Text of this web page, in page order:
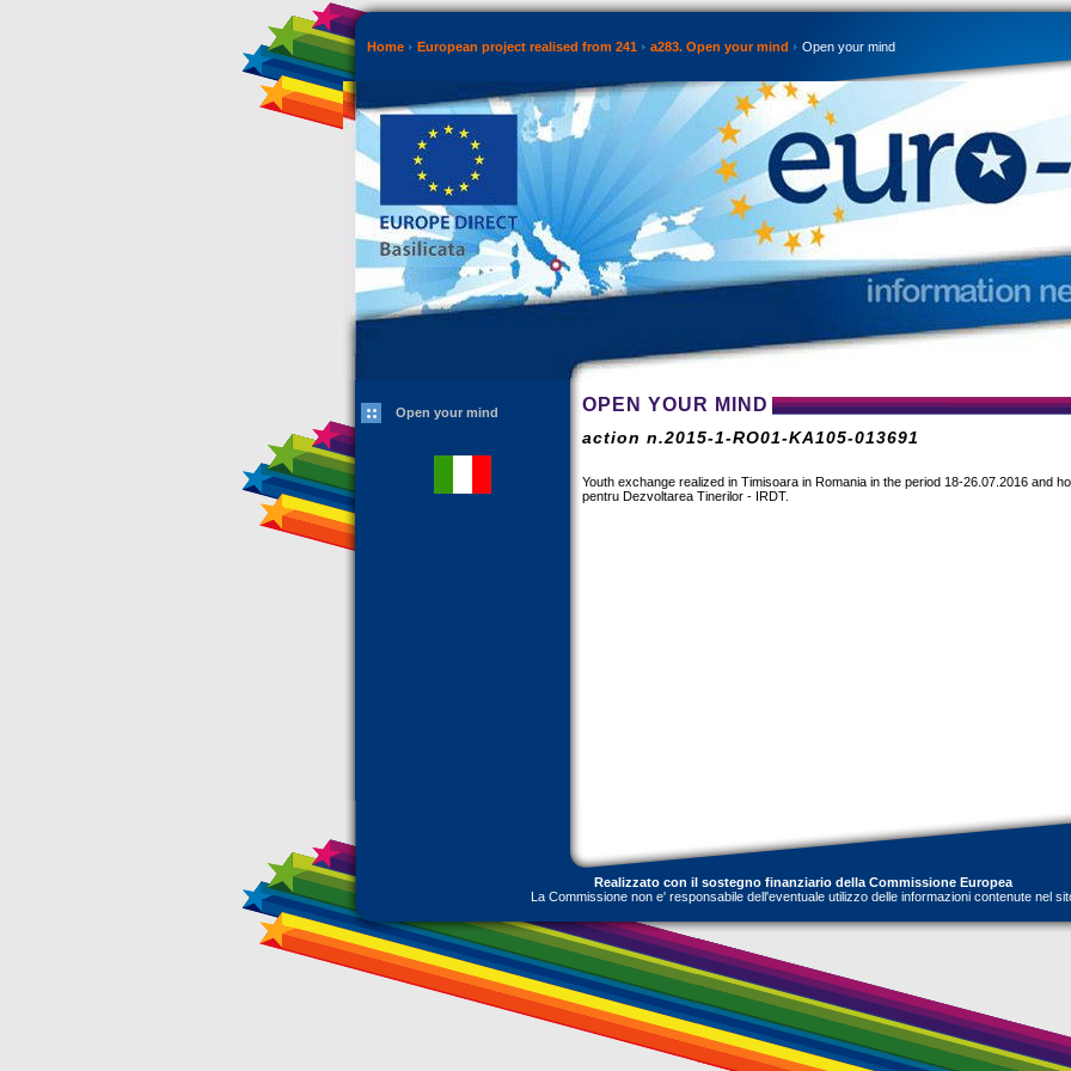
Home European project realised from 241 a283. Open your mind Open your mind
Open your mind OPEN YOUR MIND
action n.2015-1-RO01-KA105-013691
Youth exchange realized in Timisoara in Romania in the period 18-26.07.2016 and
pentru Dezvoltarea Tinerilor - IRDT.
Realizzato con il sostegno finanziario della Commissione Europea
La Commissione non e' responsabile dell'eventuale utilizzo delle informazioni contenute nel